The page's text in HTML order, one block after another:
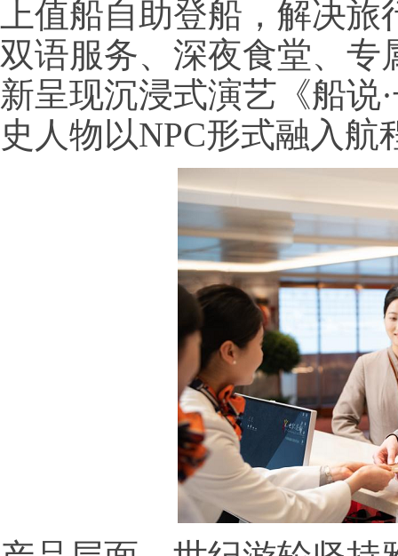
上值船自助登船，解决
双语服务、深夜食堂、专
新呈现沉浸式演艺《船说
史人物以NPC形式融入航